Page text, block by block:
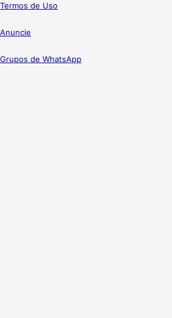
Termos de Uso
Anuncie
Grupos de WhatsApp